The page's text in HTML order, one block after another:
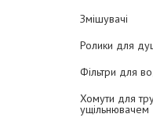
Змішувачі
Ролики для
Фільтри для
Хомути для
ущільнювачем